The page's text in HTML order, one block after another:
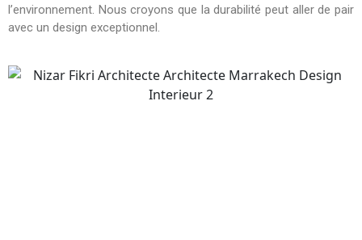
l’environnement. Nous croyons que la durabilité peut aller de pair
avec un design exceptionnel.